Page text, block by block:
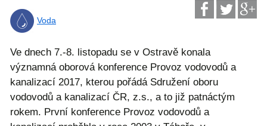
Voda
Ve dnech 7.-8. listopadu se v Ostravě konala
významná oborová konference Provoz vodovodů a
kanalizací 2017, kterou pořádá Sdružení oboru
vodovodů a kanalizací ČR, z.s., a to již patnáctým
rokem. První konference Provoz vodovodů a